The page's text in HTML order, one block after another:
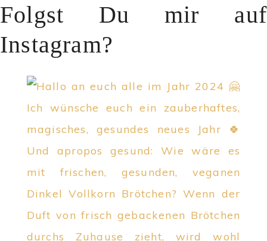
Folgst Du mir auf
Instagram?